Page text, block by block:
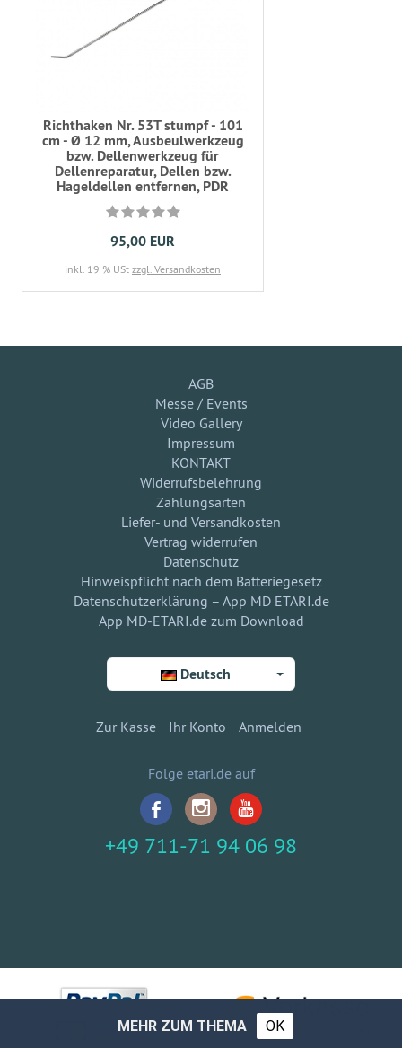
Richthaken Nr. 53T stumpf - 101
cm - Ø 12 mm, Ausbeulwerkzeug
bzw. Dellenwerkzeug für
Dellenreparatur, Dellen bzw.
Hageldellen entfernen, PDR
95,00 EUR
inkl. 19 % USt zzgl. Versandkosten
AGB
Messe / Events
Video Gallery
Impressum
KONTAKT
Widerrufsbelehrung
Zahlungsarten
Liefer- und Versandkosten
Vertrag widerrufen
Datenschutz
Hinweispflicht nach dem Batteriegesetz
Datenschutzerklärung – App MD ETARI.de
App MD-ETARI.de zum Download
Deutsch
Zur Kasse Ihr Konto Anmelden
Folge etari.de auf
+49 711-71 94 06 98
MEHR ZUM THEMA OK